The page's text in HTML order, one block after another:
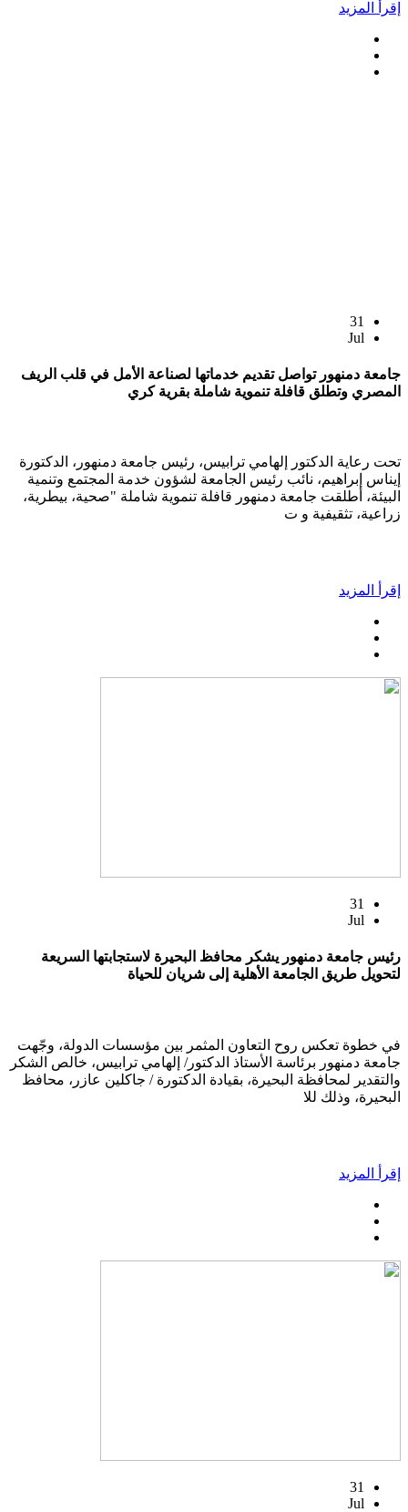
إقرأ المزيد
31
Jul
جامعة دمنهور تواصل تقديم خدماتها لصناعة الأمل في قلب الريف
المصري وتطلق قافلة تنموية شاملة بقرية كري
تحت رعاية الدكتور إلهامي ترابيس، رئيس جامعة دمنهور، الدكتورة
إيناس إبراهيم، نائب رئيس الجامعة لشؤون خدمة المجتمع وتنمية
البيئة، أطلقت جامعة دمنهور قافلة تنموية شاملة "صحية، بيطرية،
زراعية، تثقيفية و ت
إقرأ المزيد
31
Jul
رئيس جامعة دمنهور يشكر محافظ البحيرة لاستجابتها السريعة
لتحويل طريق الجامعة الأهلية إلى شريان للحياة
في خطوة تعكس روح التعاون المثمر بين مؤسسات الدولة، وجّهت
جامعة دمنهور برئاسة الأستاذ الدكتور/ إلهامي ترابيس، خالص الشكر
والتقدير لمحافظة البحيرة، بقيادة الدكتورة / جاكلين عازر، محافظ
البحيرة، وذلك للا
إقرأ المزيد
31
Jul